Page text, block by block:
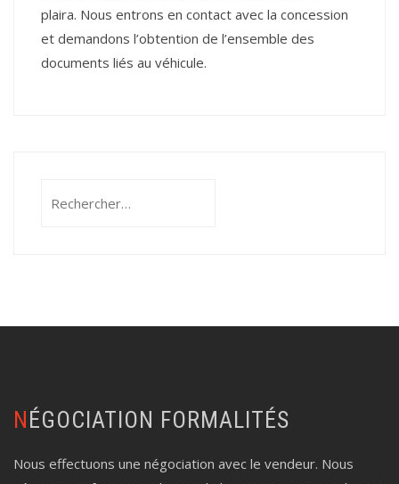
plaira. Nous entrons en contact avec la concession
et demandons l’obtention de l’ensemble des
documents liés au véhicule.
NÉGOCIATION FORMALITÉS
Nous effectuons une négociation avec le vendeur. Nous